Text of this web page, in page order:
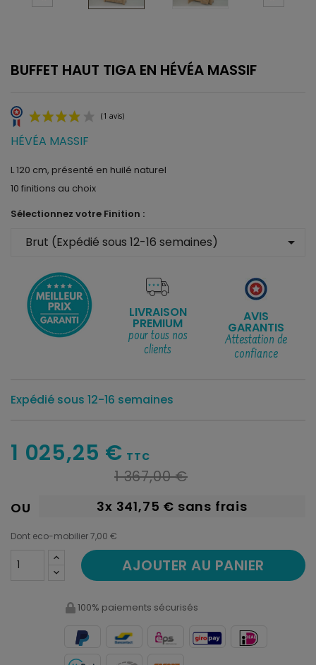
BUFFET HAUT TIGA EN HÉVÉA MASSIF
HÉVÉA MASSIF
L 120 cm, présenté en huilé naturel
10 finitions au choix
Sélectionnez votre Finition :
arrow_drop_down
LIVRAISON
PREMIUM
pour tous nos
clients
AVIS
GARANTIS
Attestation de
confiance
Expédié sous 12-16 semaines
1 025,25 € TTC
1 367,00 €
OU 3x 341,75 € sans frais
Dont eco-mobilier 7,00 €
AJOUTER AU PANIER
100% paiements sécurisés